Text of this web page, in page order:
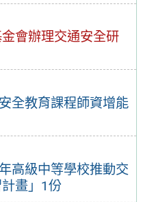
會辦理交通安全研
全教育課程師資增能
高級中等學校推動交
畫」1份